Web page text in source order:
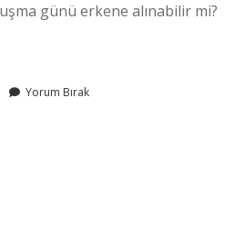
günü erkene alınabilir mi?
Yorum Bırak